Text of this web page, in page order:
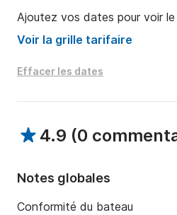
Ajoutez vos dates pour voir le
Voir la grille tarifaire
Effacer les dates
4.9 (0
Notes globales
Conformité du bateau